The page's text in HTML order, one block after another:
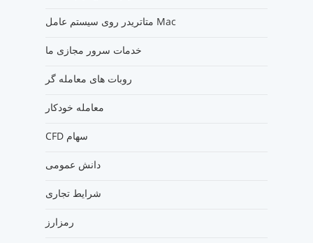
متاتریدر روی سیستم عامل Mac
خدمات سرور مجازی ما
روبات های معامله گر
معامله خودکار
CFD سهام
دانش عمومی
شرایط تجاری
رمزارز